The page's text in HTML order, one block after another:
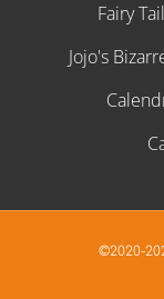
Fairy
Jojo's
©2020-